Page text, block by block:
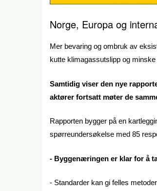
Norge, Europa og
Mer bevaring og ombruk av
kutte klimagassutslipp og
Samtidig viser den nye
aktører fortsatt møter de
Rapporten bygger på en
spørreundersøkelse med 85
- Byggenæringen er klar for å
- Standarder kan gi felles